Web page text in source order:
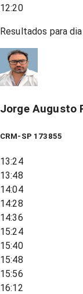
12:20
Resultados para dia
Jorge Augusto
CRM-SP 173855
13:24
13:48
14:04
14:28
14:36
15:24
15:40
15:48
15:56
16:12